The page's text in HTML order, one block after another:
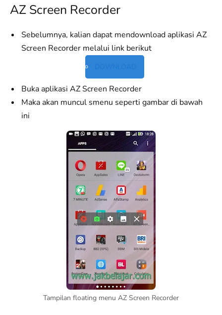
AZ Screen Recorder
Sebelumnya, kalian dapat mendownload aplikasi AZ
Screen Recorder melalui link berikut
Buka aplikasi AZ Screen Recorder
Maka akan muncul smenu seperti gambar di bawah
ini
Tampilan floating menu AZ Screen Recorder